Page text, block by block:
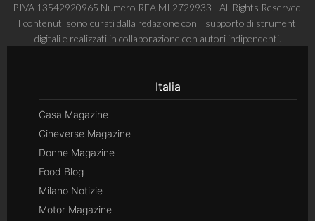
P.IVA 13542920965 Numero REA MI 2729933 - All Rights Reserved.
I contenuti sono curati dalla redazione con il supporto di strumenti
digitali e realizzati in collaborazione con autori indipendenti.
Italia
Casa Magazine
Cineverse Magazine
Donne Magazine
Food Blog
Milano Notizie
Motor Magazine